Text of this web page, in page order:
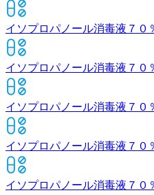
イソプロパノール消毒液７０
イソプロパノール消毒液７０
イソプロパノール消毒液７０
イソプロパノール消毒液７０
イソプロパノール消毒液７０